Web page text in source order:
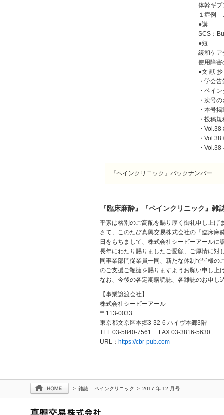
体幹ギプ
１症例
●講
SCS：
●短
緩和ケア
使用障
●文 献
・学会
・ペイ
・次号
・本号
・投稿
・Vol.38
・
・
『ペインクリニック』バックナンバー
『臨床麻酔』『ペインクリニック』雑
平素は格別のご高配を賜り厚く御礼申し上げ
さて、このたび真興交易株式会社の『臨床
日をもちまして、株式会社シービーアールに
長年にわたり賜りましたご愛顧、ご厚情に対
同事業部門従業員一同、新たな体制で皆様
のご支援ご鞭撻を賜りますようお願い申し上
なお、今後の各定期購読誌、各雑誌のお申し
【事業譲渡会社】
株式会社シービーアール
〒113-0033
東京都文京区本郷3-32-6 ハイヴ本郷3階
TEL 03-5840-7561 FAX 03-3816-5630
URL： https://cbr-pub.com
> 雑誌 _ ペインクリニック > 2017 年 12 月号